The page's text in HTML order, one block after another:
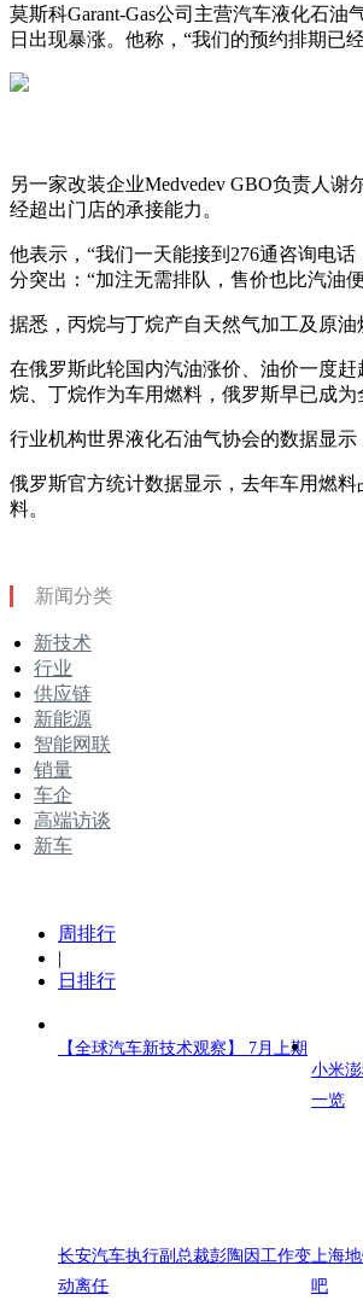
莫斯科Garant-Gas公司主营汽车液化石油
日出现暴涨。他称，“我们的预约排期已
另一家改装企业Medvedev GBO负责人谢
经超出门店的承接能力。
他表示，“我们一天能接到276通咨询电
分突出：“加注无需排队，售价也比汽油
据悉，丙烷与丁烷产自天然气加工及原
在俄罗斯此轮国内汽油涨价、油价一度
烷、丁烷作为车用燃料，俄罗斯早已成为
行业机构世界液化石油气协会的数据显示
俄罗斯官方统计数据显示，去年车用燃
料。
新闻分类
新技术
行业
供应链
新能源
智能网联
销量
车企
高端访谈
新车
周排行
|
日排行
【全球汽车新技术观察】 7月上期
小米
一览
长安汽车执行副总裁彭陶因工作变
动离任
上海
吧